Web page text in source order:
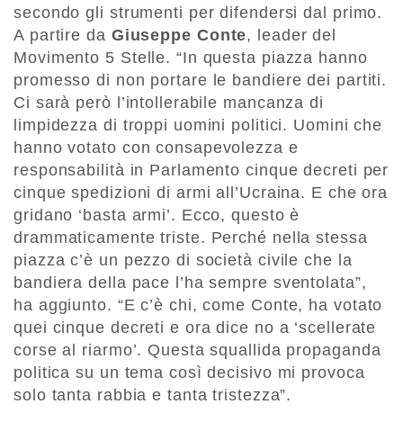
secondo gli strumenti per difendersi dal primo.
A partire da Giuseppe Conte, leader del
Movimento 5 Stelle. “In questa piazza hanno
promesso di non portare le bandiere dei partiti.
Ci sarà però l’intollerabile mancanza di
limpidezza di troppi uomini politici. Uomini che
hanno votato con consapevolezza e
responsabilità in Parlamento cinque decreti per
cinque spedizioni di armi all’Ucraina. E che ora
gridano ‘basta armi’. Ecco, questo è
drammaticamente triste. Perché nella stessa
piazza c’è un pezzo di società civile che la
bandiera della pace l’ha sempre sventolata”,
ha aggiunto. “E c’è chi, come Conte, ha votato
quei cinque decreti e ora dice no a ‘scellerate
corse al riarmo’. Questa squallida propaganda
politica su un tema così decisivo mi provoca
solo tanta rabbia e tanta tristezza”.